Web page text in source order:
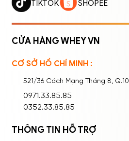
Ghi nhớ mật khẩu
TIKTOK
SHOPEE
CỬA HÀNG WHEY VN
CƠ SỞ HỒ CHÍ MINH :
521/36 Cách Mạng Tháng 8, Q.10
0971.33.85.85
0352.33.85.85
THÔNG TIN HỖ TRỢ